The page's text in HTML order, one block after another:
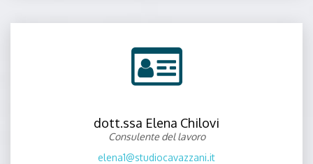
dott.ssa Elena Chilovi
Consulente del lavoro
elena1@studiocavazzani.it